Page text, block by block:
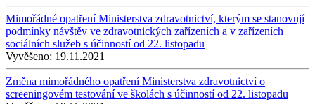
Mimořádné opatření Ministerstva zdravotnictví, kterým se stanovují
podmínky návštěv ve zdravotnických zařízeních a v zařízeních
sociálních služeb s účinností od 22. listopadu
Vyvěšeno: 19.11.2021
Změna mimořádného opatření Ministerstva zdravotnictví o
screeningovém testování ve školách s účinností od 22. listopadu